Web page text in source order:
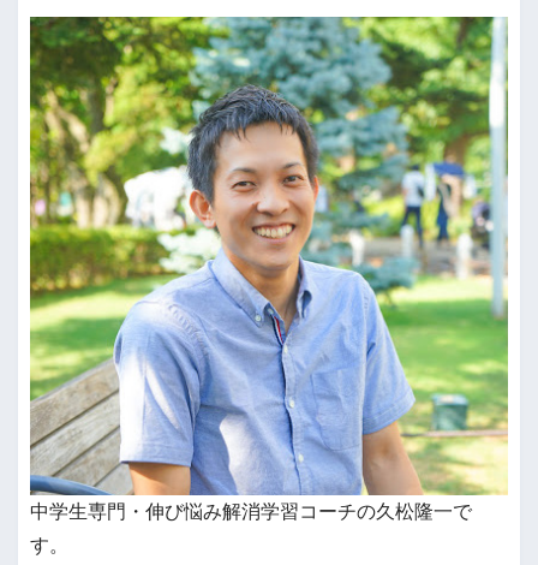
中学生専門・伸び悩み解消学習コーチの久松隆一で
す。